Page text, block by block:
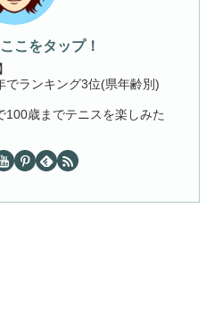
こをタップ！
でランキング3位(県年齢別)
100歳までテニスを楽しみた